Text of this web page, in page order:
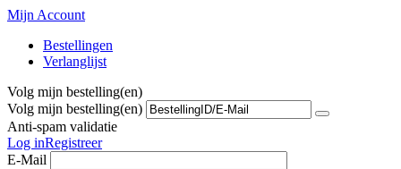
Mijn Account
Bestellingen
Verlanglijst
Volg mijn bestelling(en)
Volg mijn bestelling(en)
Anti-spam validatie
Log inRegistreer
E-Mail